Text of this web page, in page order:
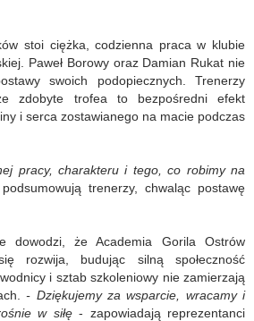
stoi ciężka, codzienna praca w klubie
Paweł Borowy oraz Damian Rukat nie
swoich podopiecznych. Trenerzy
zdobyte trofea to bezpośredni efekt
i serca zostawianego na macie podczas
pracy, charakteru i tego, co robimy na
trenerzy, chwaląc postawę
dowodzi, że Academia Gorila Ostrów
rozwija, budując silną społeczność
i sztab szkoleniowy nie zamierzają
- Dziękujemy za wsparcie, wracamy i
w siłę - zapowiadają reprezentanci